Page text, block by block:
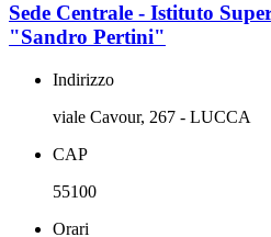
Sede Centrale - Istituto
"Sandro Pertini"
Indirizzo
viale Cavour, 267 - LUCCA
CAP
55100
Orari